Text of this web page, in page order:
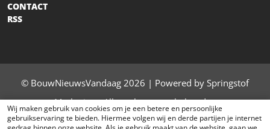
Wij maken gebruik van cookies om je een betere en persoonlijke
gebruikservaring te bieden. Hiermee volgen wij en derde partijen je internet
CONTACT
RSS
© BouwNieuwsVandaag 2026 | Powered by Springstof
Marketing - Alle rechten voorbehouden
contact|privacy|sitemap